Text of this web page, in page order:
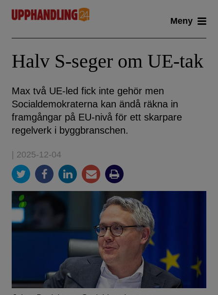
content
Meny
Halv S-seger om UE-tak
Max två UE-led fick inte gehör men
Socialdemokraterna kan ändå räkna in
framgångar på EU-nivå för ett skarpare
regelverk i byggbranschen.
| 2025-12-04